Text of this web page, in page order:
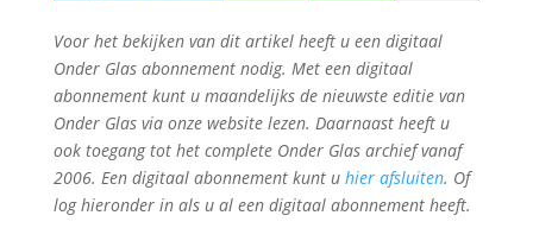
Voor het bekijken van dit artikel heeft u een digitaal
Onder Glas abonnement nodig. Met een digitaal
abonnement kunt u maandelijks de nieuwste editie van
Onder Glas via onze website lezen. Daarnaast heeft u
ook toegang tot het complete Onder Glas archief vanaf
2006. Een digitaal abonnement kunt u hier afsluiten. Of
log hieronder in als u al een digitaal abonnement heeft.